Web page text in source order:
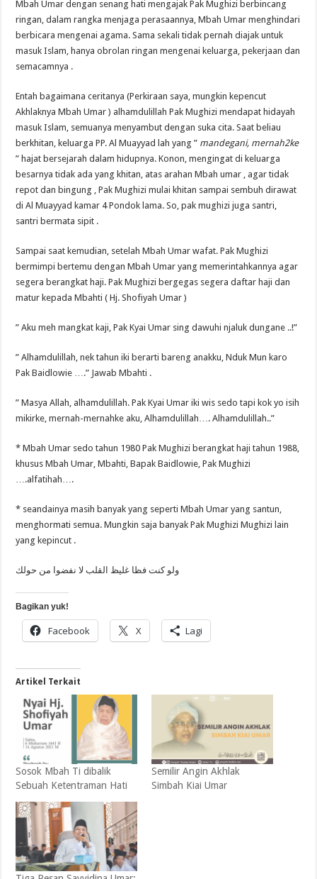
Mbah Umar dengan senang hati mengajak Pak Mughizi berbincang
ringan, dalam rangka menjaga perasaannya, Mbah Umar menghindari
berbicara mengenai agama. Sama sekali tidak pernah diajak untuk
masuk Islam, hanya obrolan ringan mengenai keluarga, pekerjaan dan
semacamnya .
Entah bagaimana ceritanya (Perkiraan saya, mungkin kepencut
Akhlaknya Mbah Umar ) alhamdulillah Pak Mughizi mendapat hidayah
masuk Islam, semuanya menyambut dengan suka cita. Saat beliau
berkhitan, keluarga PP. Al Muayyad lah yang ” mandegani, mernah2ke
” hajat bersejarah dalam hidupnya. Konon, mengingat di keluarga
besarnya tidak ada yang khitan, atas arahan Mbah umar , agar tidak
repot dan bingung , Pak Mughizi mulai khitan sampai sembuh dirawat
di Al Muayyad kamar 4 Pondok lama. So, pak mughizi juga santri,
santri bermata sipit .
Sampai saat kemudian, setelah Mbah Umar wafat. Pak Mughizi
bermimpi bertemu dengan Mbah Umar yang memerintahkannya agar
segera berangkat haji. Pak Mughizi bergegas segera daftar haji dan
matur kepada Mbahti ( Hj. Shofiyah Umar )
” Aku meh mangkat kaji, Pak Kyai Umar sing dawuhi njaluk dungane ..!”
” Alhamdulillah, nek tahun iki berarti bareng anakku, Nduk Mun karo
Pak Baidlowie ….” Jawab Mbahti .
” Masya Allah, alhamdulillah. Pak Kyai Umar iki wis sedo tapi kok yo isih
mikirke, mernah-mernahke aku, Alhamdulillah…. Alhamdulillah..”
* Mbah Umar sedo tahun 1980 Pak Mughizi berangkat haji tahun 1988,
khusus Mbah Umar, Mbahti, Bapak Baidlowie, Pak Mughizi
….alfatihah….
* seandainya masih banyak yang seperti Mbah Umar yang santun,
menghormati semua. Mungkin saja banyak Pak Mughizi Mughizi lain
yang kepincut .
ولو كنت فظا غليظ القلب لا نفضوا من حولك
Bagikan yuk!
Facebook X Lagi
Artikel Terkait
Sosok Mbah Ti dibalik
Sebuah Ketentraman Hati
Semilir Angin Akhlak
Simbah Kiai Umar